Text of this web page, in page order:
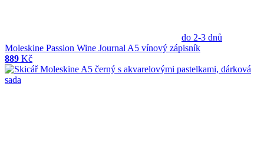
do 2-3 dnů
Moleskine Passion Wine Journal A5 vínový zápisník
889 Kč